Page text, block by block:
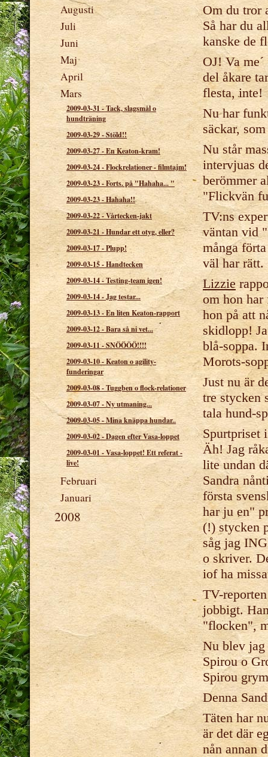
Augusti
Juli
Juni
Maj
April
Mars
2009-03-31-Tack, slagsmål o
hundträning
2009-03-29-Stöld!!
2009-03-27-En Keaton-kram!
2009-03-24-Flockrelationer - filmtajm!
2009-03-23-Forts. på "Hahaha... "
2009-03-23-Hahaha!!
2009-03-22-Vårtecken-jakt
2009-03-21-Hundar ett otyg, eller?
2009-03-17-Plupp!
2009-03-15-Handtecken
2009-03-14-Testing-team igen!
2009-03-14-Jag testar...
2009-03-13-En liten Keaton-rapport
2009-03-12-Bara så ni vet...
2009-03-11-SNÖÖÖÖ!!!!
2009-03-10-Keaton o agility-
funderingar
2009-03-08-Tuggben o flock-relationer
2009-03-07-Ny utmaning...
2009-03-05-Mina knäppa hundar..
2009-03-02-Dagen efter Vasa-loppet
2009-03-01-Vasa-loppet! Ett referat -
live!
Februari
Januari
2008
Om du tror
Så har du
kanske de
OJ! Va
del åkare
flesta, inte!
Nu har
säckar,
Nu står
intervjuas
berömmer
"Flickvän
TV:ns
väntan vid
många
väl har rätt.
Lizzie
om hon har
hon på att
skidlopp!
blå-soppa.
Morots-
Just nu är
tre stycken
tala hund-
Spurtpriset
Äh! Jag
lite undan
Sandra
första
har ju en"
(!) stycken
såg jag
o skriver.
iof ha
TV-
jobbigt.
"flocken",
Nu blev
Spirou o
Spirou
Denna
Täten har
är det där
nån annan